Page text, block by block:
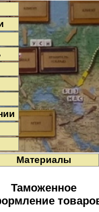
Материалы
Таможенное